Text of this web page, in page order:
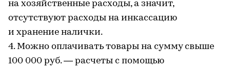
на хозяйственные расходы, а значит,
отсутствуют расходы на инкассацию
и хранение налички.
4. Можно оплачивать товары на сумму свыше
100 000 руб. — расчеты с помощью